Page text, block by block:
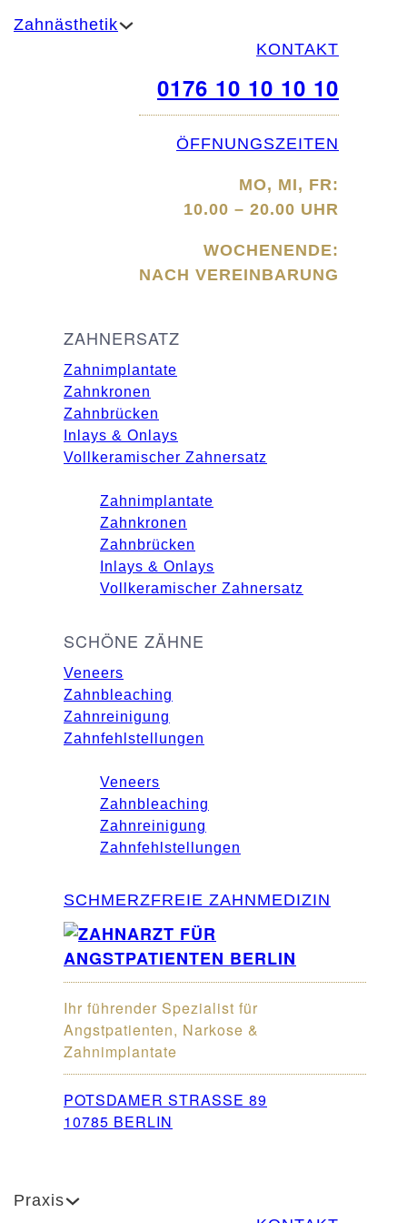
Zahnästhetik
KONTAKT
0176 10 10 10 10
ÖFFNUNGSZEITEN
MO, MI, FR:
10.00 – 20.00 UHR
WOCHENENDE:
NACH VEREINBARUNG
ZAHNERSATZ
Zahnimplantate
Zahnkronen
Zahnbrücken
Inlays & Onlays
Vollkeramischer Zahnersatz
Zahnimplantate
Zahnkronen
Zahnbrücken
Inlays & Onlays
Vollkeramischer Zahnersatz
SCHÖNE ZÄHNE
Veneers
Zahnbleaching
Zahnreinigung
Zahnfehlstellungen
Veneers
Zahnbleaching
Zahnreinigung
Zahnfehlstellungen
SCHMERZFREIE ZAHNMEDIZIN
Ihr führender Spezialist für
Angstpatienten, Narkose &
Zahnimplantate
POTSDAMER STRASSE 89
10785 BERLIN
Praxis